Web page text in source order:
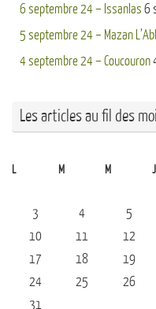
6 septembre 24 – Issanlas 6
5 septembre 24 – Mazan
4 septembre 24 – Coucouron
Les articles au fil des
L
M M J
3
4 5
10
11 12
17
18 19
24
25 26
31